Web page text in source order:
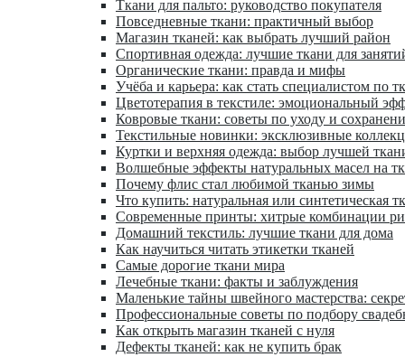
Ткани для пальто: руководство покупателя
Повседневные ткани: практичный выбор
Магазин тканей: как выбрать лучший район
Спортивная одежда: лучшие ткани для
Органические ткани: правда и мифы
Учёба и карьера: как стать специалистом по
Цветотерапия в текстиле: эмоциональный
Ковровые ткани: советы по уходу и
Текстильные новинки: эксклюзивные
Куртки и верхняя одежда: выбор лучшей
Волшебные эффекты натуральных масел на
Почему флис стал любимой тканью зимы
Что купить: натуральная или синтетическая
Современные принты: хитрые комбинации
Домашний текстиль: лучшие ткани для дома
Как научиться читать этикетки тканей
Самые дорогие ткани мира
Лечебные ткани: факты и заблуждения
Маленькие тайны швейного мастерства:
Профессиональные советы по подбору
Как открыть магазин тканей с нуля
Дефекты тканей: как не купить брак